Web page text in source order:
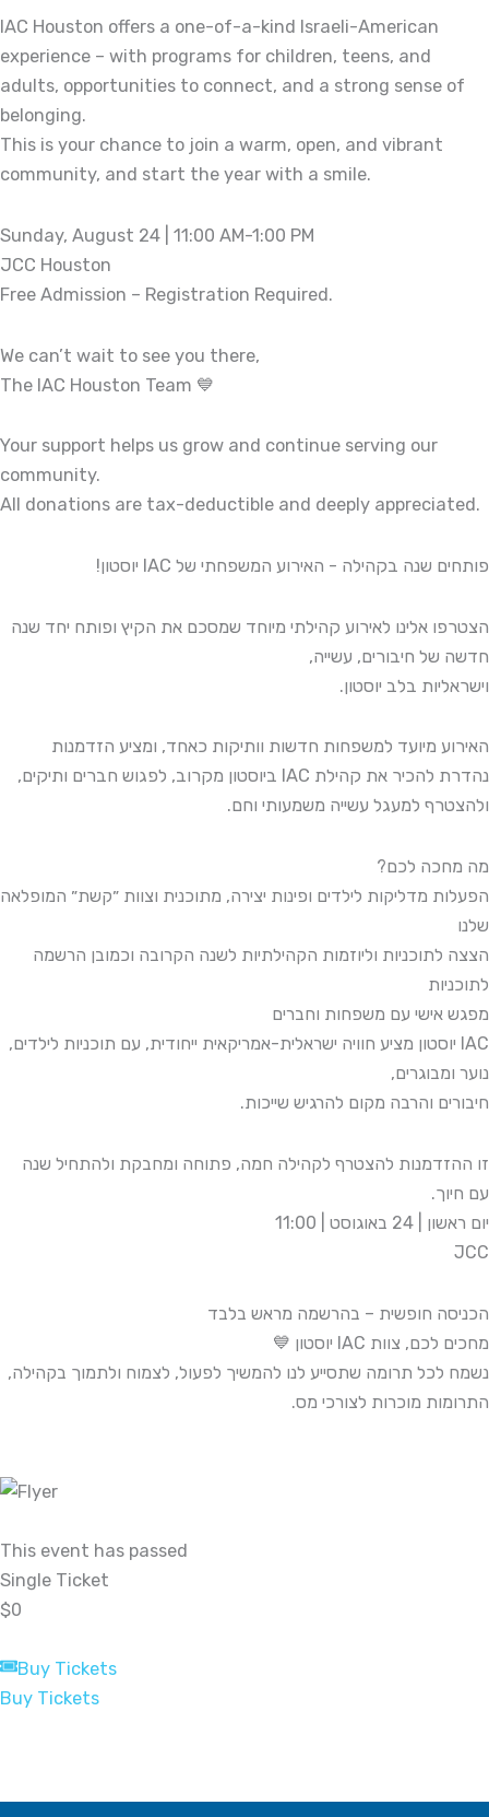
IAC Houston offers a one-of-a-kind Israeli-American
experience – with programs for children, teens, and
adults, opportunities to connect, and a strong sense of
belonging.
This is your chance to join a warm, open, and vibrant
community, and start the year with a smile.
Sunday, August 24 | 11:00 AM-1:00 PM
JCC Houston
Free Admission – Registration Required.
We can’t wait to see you there,
The IAC Houston Team 💙
Your support helps us grow and continue serving our
community.
All donations are tax-deductible and deeply appreciated.
פותחים שנה בקהילה - האירוע המשפחתי של IAC יוסטון!
הצטרפו אלינו לאירוע קהילתי מיוחד שמסכם את הקיץ ופותח יחד שנה
חדשה של חיבורים, עשייה,
וישראליות בלב יוסטון.
האירוע מיועד למשפחות חדשות וותיקות כאחד, ומציע הזדמנות
נהדרת להכיר את קהילת IAC ביוסטון מקרוב, לפגוש חברים ותיקים,
ולהצטרף למעגל עשייה משמעותי וחם.
מה מחכה לכם?
הפעלות מדליקות לילדים ופינות יצירה, מתוכנית וצוות ״קשת״ המופלאה
שלנו
הצצה לתוכניות וליוזמות הקהילתיות לשנה הקרובה וכמובן הרשמה
לתוכניות
מפגש אישי עם משפחות וחברים
IAC יוסטון מציע חוויה ישראלית-אמריקאית ייחודית, עם תוכניות לילדים,
נוער ומבוגרים,
חיבורים והרבה מקום להרגיש שייכות.
זו ההזדמנות להצטרף לקהילה חמה, פתוחה ומחבקת ולהתחיל שנה
עם חיוך.
יום ראשון | 24 באוגוסט | 11:00
JCC
הכניסה חופשית – בהרשמה מראש בלבד
מחכים לכם, צוות IAC יוסטון
💙
נשמח לכל תרומה שתסייע לנו להמשיך לפעול, לצמוח ולתמוך בקהילה,
התרומות מוכרות לצורכי מס.
This event has passed
Single Ticket
$0
Buy Tickets
Buy Tickets